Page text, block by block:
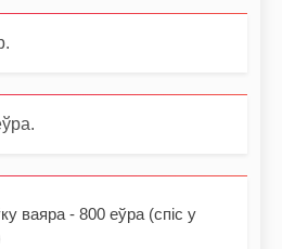
ваяра - 800 еўра (спіс у